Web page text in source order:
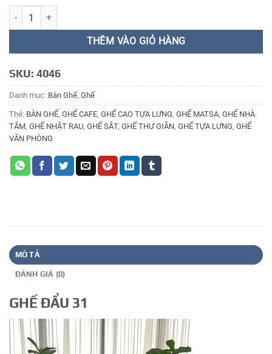
GHẾ ĐẨU 31 số lượng
THÊM VÀO GIỎ HÀNG
SKU: 4046
Danh mục: Bàn Ghế, Ghế
Thẻ: BÀN GHẾ, GHẾ CAFE, GHẾ CAO TỰA LƯNG, GHẾ MATSA, GHẾ NHÀ
TẮM, GHẾ NHẶT RAU, GHẾ SẮT, GHẾ THƯ GIÃN, GHẾ TỰA LƯNG, GHẾ
VĂN PHÒNG
MÔ TẢ
ĐÁNH GIÁ (0)
GHẾ ĐẨU 31